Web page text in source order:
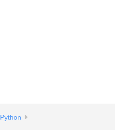
Python